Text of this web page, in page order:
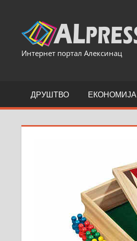
content
Интернет портал Алексинац
ДРУШТВО ЕКОНОМИЈА